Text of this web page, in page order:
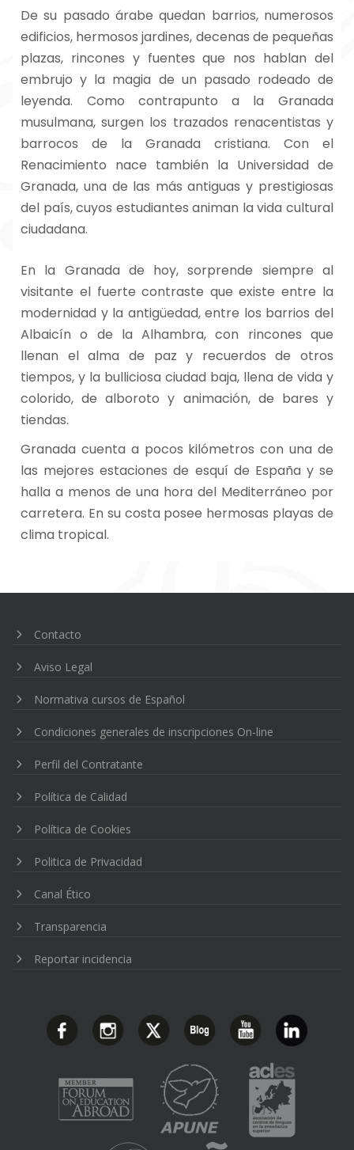
De su pasado árabe quedan barrios, numerosos
edificios, hermosos jardines, decenas de pequeñas
plazas, rincones y fuentes que nos hablan del
embrujo y la magia de un pasado rodeado de
leyenda. Como contrapunto a la Granada
musulmana, surgen los trazados renacentistas y
barrocos de la Granada cristiana. Con el
Renacimiento nace también la Universidad de
Granada, una de las más antiguas y prestigiosas
del país, cuyos estudiantes animan la vida cultural
ciudadana.
En la Granada de hoy, sorprende siempre al
visitante el fuerte contraste que existe entre la
modernidad y la antigüedad, entre los barrios del
Albaicín o de la Alhambra, con rincones que
llenan el alma de paz y recuerdos de otros
tiempos, y la bulliciosa ciudad baja, llena de vida y
colorido, de alboroto y animación, de bares y
tiendas.
Granada cuenta a pocos kilómetros con una de
las mejores estaciones de esquí de España y se
halla a menos de una hora del Mediterráneo por
carretera. En su costa posee hermosas playas de
clima tropical.
de
Contacto
Aviso Legal
Normativa cursos de Español
Condiciones generales de inscripciones On-line
Perfil del Contratante
Política de Calidad
Política de Cookies
Politica de Privacidad
Canal Ético
Transparencia
Reportar incidencia